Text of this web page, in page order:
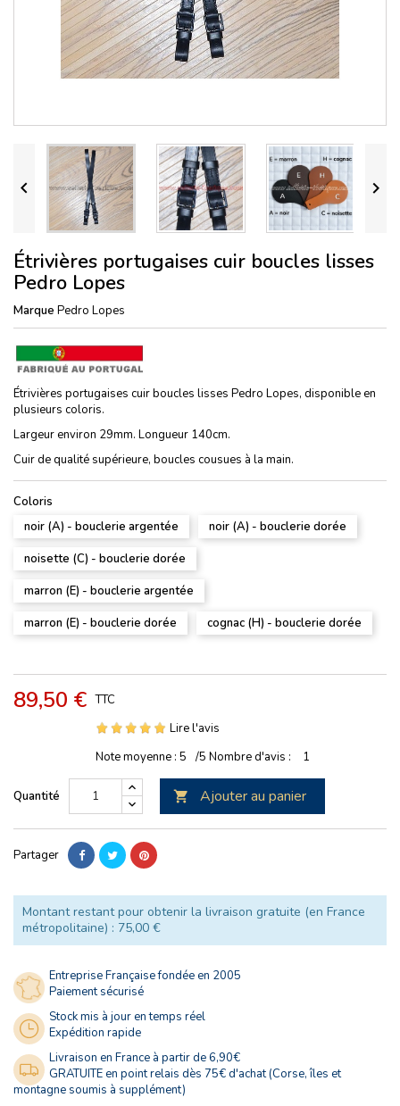
 
Étrivières portugaises cuir boucles lisses
Pedro Lopes
Marque Pedro Lopes
Étrivières portugaises cuir boucles lisses Pedro Lopes, disponible en
plusieurs coloris.
Largeur environ 29mm. Longueur 140cm.
Cuir de qualité supérieure, boucles cousues à la main.
Coloris
noir (A) - bouclerie argentée
noir (A) - bouclerie dorée
noisette (C) - bouclerie dorée
marron (E) - bouclerie argentée
marron (E) - bouclerie dorée
cognac (H) - bouclerie dorée
89,50 € TTC
Lire l'avis
Note moyenne : 5 /5 Nombre d'avis : 1
Quantité  Ajouter au panier
Partager
Montant restant pour obtenir la livraison gratuite (en France
métropolitaine) : 75,00 €
Entreprise Française fondée en 2005
Paiement sécurisé
Stock mis à jour en temps réel
Expédition rapide
Livraison en France à partir de 6,90€
GRATUITE en point relais dès 75€ d'achat (Corse, îles et
montagne soumis à supplément)